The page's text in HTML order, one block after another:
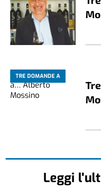
TRE DOMANDE A
Leggi